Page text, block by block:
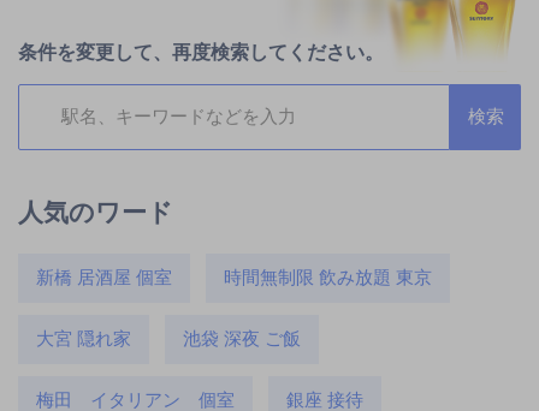
条件を変更して、再度検索してください。
人気のワード
新橋 居酒屋 個室 時間無制限 飲み放題 東京
大宮 隠れ家 池袋 深夜 ご飯
梅田 イタリアン 個室 銀座 接待